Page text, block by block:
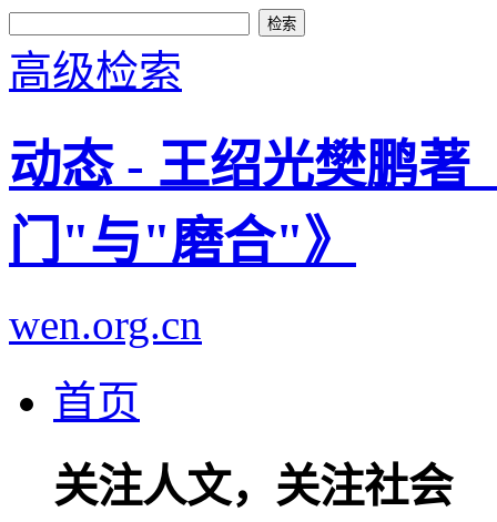
高级检索
动态 - 王绍光樊鹏
门"与"磨合"》
wen.org.cn
首页
关注人文，关注社会